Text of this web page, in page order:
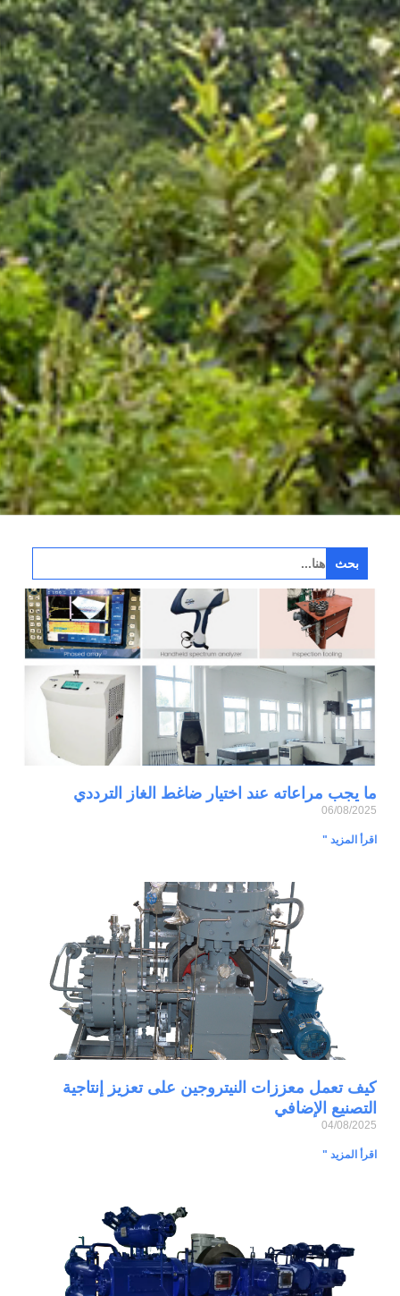
ابحث
عن:
ما يجب مراعاته عند اختيار ضاغط الغاز الترددي
06/08/2025
اقرأ المزيد "
كيف تعمل معززات النيتروجين على تعزيز إنتاجية
التصنيع الإضافي
04/08/2025
اقرأ المزيد "